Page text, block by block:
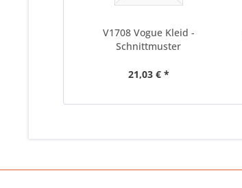
V1708 Vogue Kleid -
Schnittmuster
21,03 € *